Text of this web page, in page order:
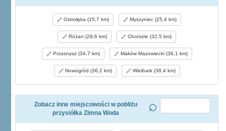
Ostrołęka (15,7 km) Myszyniec (25,4 km)
Różan (29,6 km) Chorzele (32,5 km)
Przasnysz (34,7 km) Maków Mazowiecki (36,1 km)
Nowogród (36,2 km) Wielbark (38,4 km)
Zobacz inne miejscowości w pobliżu
przysiółka Zimna Woda